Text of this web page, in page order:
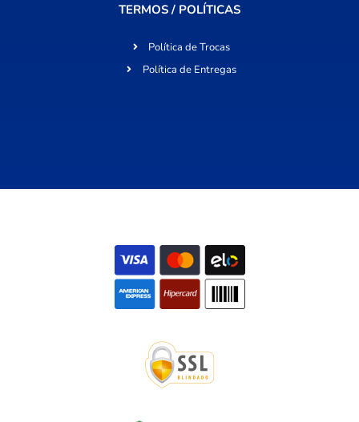
TERMOS / POLÍTICAS
Política de Trocas
Política de Entregas